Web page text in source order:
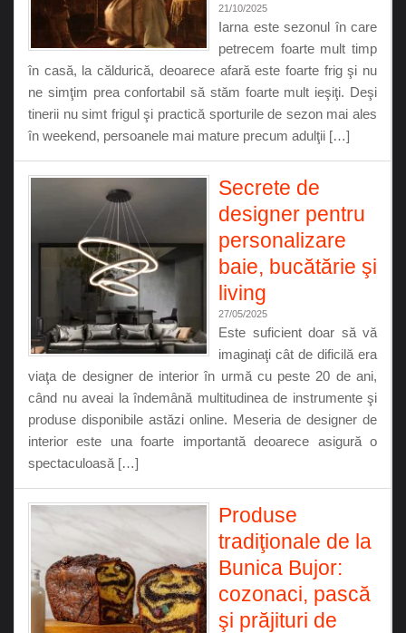
21/10/2025
Iarna este sezonul în care
petrecem foarte mult timp
în casă, la căldurică, deoarece afară este foarte frig şi nu
ne simţim prea confortabil să stăm foarte mult ieşiţi. Deşi
tinerii nu simt frigul şi practică sporturile de sezon mai ales
în weekend, persoanele mai mature precum adulţii […]
Secrete de
designer pentru
personalizare
baie, bucătărie şi
living
27/05/2025
Este suficient doar să vă
imaginaţi cât de dificilă era
viaţa de designer de interior în urmă cu peste 20 de ani,
când nu aveai la îndemână multitudinea de instrumente şi
produse disponibile astăzi online. Meseria de designer de
interior este una foarte importantă deoarece asigură o
spectaculoasă […]
Produse
tradiţionale de la
Bunica Bujor:
cozonaci, pască
şi prăjituri de